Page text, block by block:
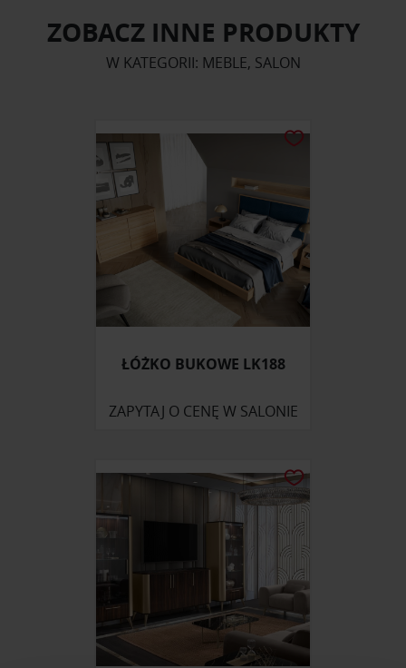
ZOBACZ INNE PRODUKTY
W KATEGORII: MEBLE, SALON
ŁÓŻKO BUKOWE LK188
ZAPYTAJ O CENĘ W SALONIE